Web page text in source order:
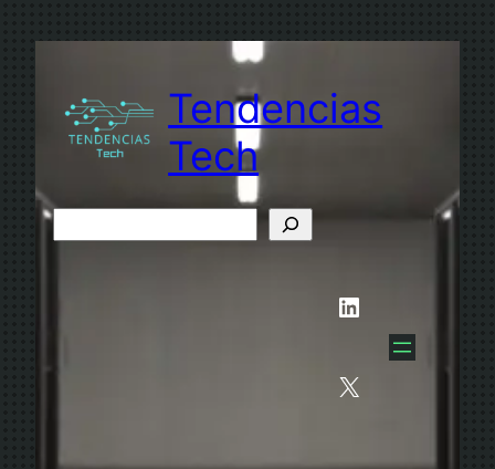
Tendencias
Tech
B
LinkedIn
X